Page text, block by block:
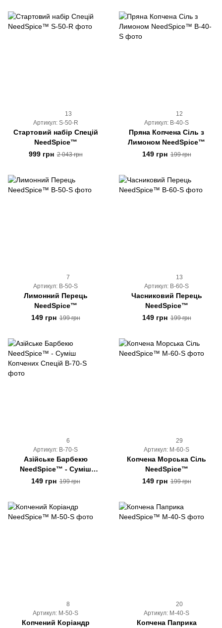
13
Артикул: S-50-R
Стартовий набір Спецій
NeedSpice™
999 грн 2 043 грн
12
Артикул: B-40-S
Пряна Копчена Сіль з
Лимоном NeedSpice™
149 грн 199 грн
7
Артикул: B-50-S
Лимонний Перець
NeedSpice™
149 грн 199 грн
13
Артикул: B-60-S
Часниковий Перець
NeedSpice™
149 грн 199 грн
6
Артикул: B-70-S
Азійське Барбекю
NeedSpice™ - Суміш
Копчених Спецій
149 грн 199 грн
29
Артикул: M-60-S
Копчена Морська Сіль
NeedSpice™
149 грн 199 грн
8
Артикул: M-50-S
Копчений Коріандр
20
Артикул: M-40-S
Копчена Паприка